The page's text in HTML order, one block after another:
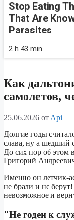
Stop Eating
That Are
Parasites
2 h 43 min
Как
самолетов,
25.06.2026 от Api
Долгие годы
слава, ну а шедший
До сих пор об этом
Григорий
Именно он летчик-
не брали и не
невозможное и
"Не годен к